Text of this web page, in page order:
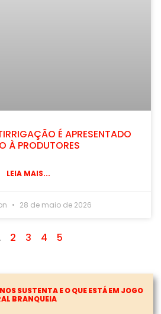
É APRESENTADO
À PRODUTORES
LEIA MAIS...
28 de maio de 2026
2 3 4 5
SUSTENTA E O QUE ESTÁ EM JOGO
BRANQUEIA